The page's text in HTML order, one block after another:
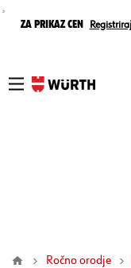
¸
Za prikaz cen
Ročno orodje